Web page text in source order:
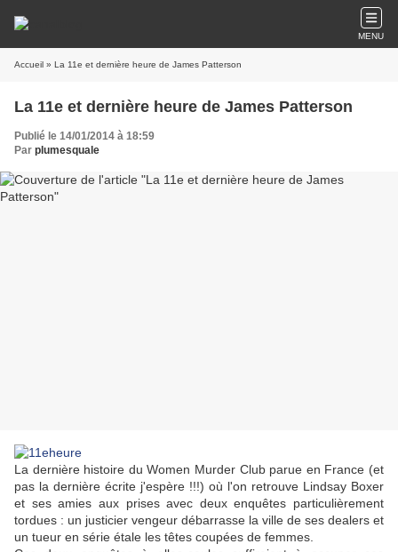
MENU
Accueil » La 11e et dernière heure de James Patterson
La 11e et dernière heure de James Patterson
Publié le 14/01/2014 à 18:59
Par plumesquale
La dernière histoire du Women Murder Club parue en France (et
pas la dernière écrite j'espère !!!) où l'on retrouve Lindsay Boxer
et ses amies aux prises avec deux enquêtes particulièrement
tordues : un justicier vengeur débarrasse la ville de ses dealers et
un tueur en série étale les têtes coupées de femmes.